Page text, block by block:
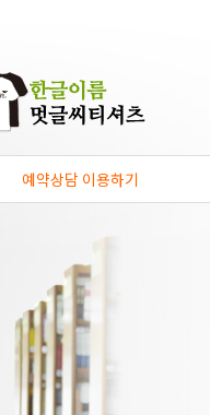
예약상담 이용하기